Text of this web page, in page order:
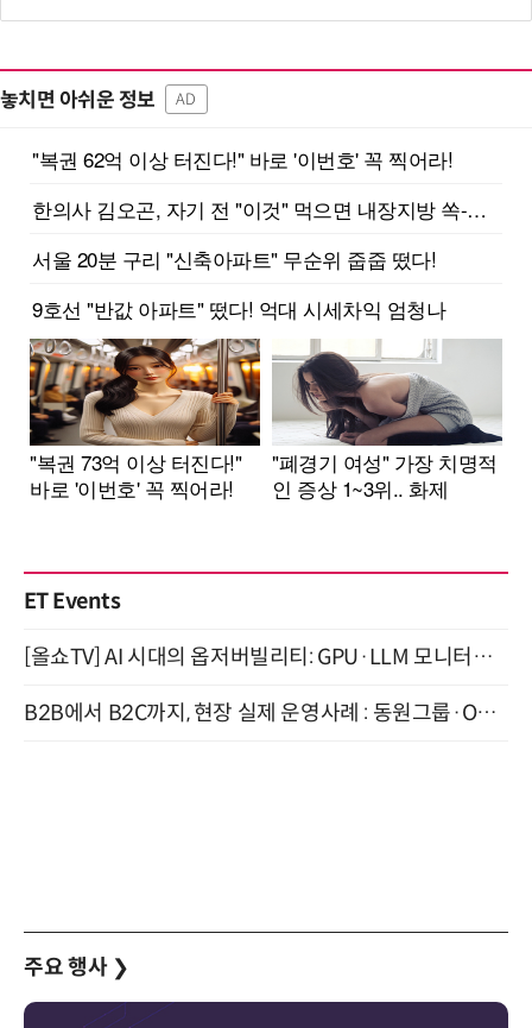
놓치면 아쉬운 정보 AD
ET Events
[올쇼TV] AI 시대의 옵저버빌리티: GPU·LLM 모니터링부터 AI 기반 장애 대응까지 (8/11 생방송)
B2B에서 B2C까지, 현장 실제 운영사례 : 동원그룹·OCI·다이닝브랜즈그룹·당근 (8/27)
주요 행사 ❯